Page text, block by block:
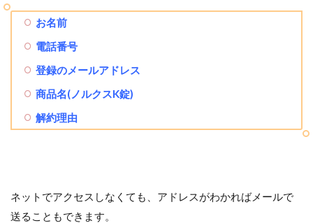
お名前
電話番号
登録のメールアドレス
商品名(ノルクスK錠)
解約理由
ネットでアクセスしなくても、アドレスがわかればメールで
送ることもできます。